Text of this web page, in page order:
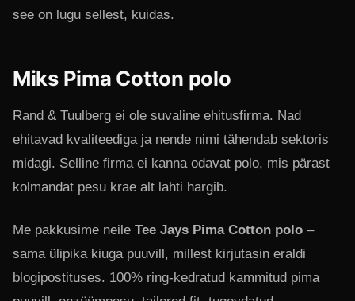
see on lugu sellest, kuidas.
Miks Pima Cotton polo
Rand & Tuulberg ei ole suvaline ehitusfirma. Nad
ehitavad kvaliteediga ja nende nimi tähendab sektoris
midagi. Selline firma ei kanna odavat polo, mis pärast
kolmandat pesu krae alt lahti hargib.
Me pakkusime neile Tee Jays Pima Cotton polo –
sama ülipika kiuga puuvill, millest kirjutasin eraldi
blogipostituses. 100% ring-kedratud kammitud pima